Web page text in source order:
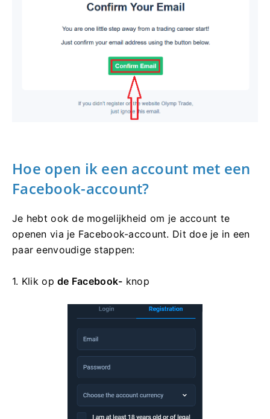
Hoe open ik een account met een
Facebook-account?
Je hebt ook de mogelijkheid om je account te
openen via je Facebook-account. Dit doe je in een
paar eenvoudige stappen:
1. Klik opde Facebook- knop